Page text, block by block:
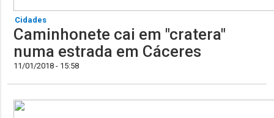
Cidades
Caminhonete cai em "cratera"
numa estrada em Cáceres
11/01/2018 - 15:58